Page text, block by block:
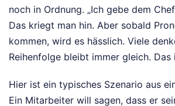
noch in Ordnung. „Ich gebe dem
Das kriegt man hin. Aber sobald
kommen, wird es hässlich. Viele
Reihenfolge bleibt immer gleich. Das
Hier ist ein typisches Szenario aus
Ein Mitarbeiter will sagen, dass er